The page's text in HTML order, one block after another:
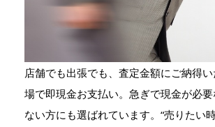
店舗でも出張でも、査定金額にご納得
場で即現金お支払い。急ぎで現金が必
ない方にも選ばれています。“売りたい